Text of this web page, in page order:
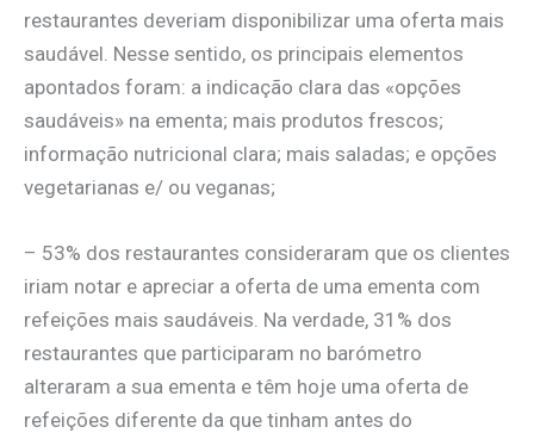
restaurantes deveriam disponibilizar uma oferta mais
saudável. Nesse sentido, os principais elementos
apontados foram: a indicação clara das «opções
saudáveis» na ementa; mais produtos frescos;
informação nutricional clara; mais saladas; e opções
vegetarianas e/ ou veganas;
– 53% dos restaurantes consideraram que os clientes
iriam notar e apreciar a oferta de uma ementa com
refeições mais saudáveis. Na verdade, 31% dos
restaurantes que participaram no barómetro
alteraram a sua ementa e têm hoje uma oferta de
refeições diferente da que tinham antes do